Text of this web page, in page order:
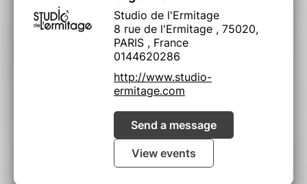
Studio de l'Ermitage
8 rue de l'Ermitage , 75020,
PARIS , France
0144620286
http://www.studio-
ermitage.com
Send a message
View events